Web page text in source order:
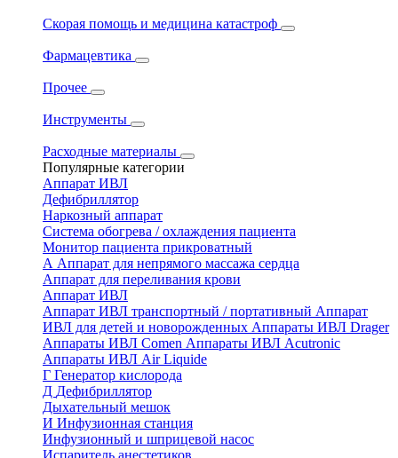
Скорая помощь и медицина катастроф
Фармацевтика
Прочее
Инструменты
Расходные материалы
Популярные категории
Аппарат ИВЛ
Дефибриллятор
Наркозный аппарат
Система обогрева / охлаждения пациента
Монитор пациента прикроватный
А Аппарат для непрямого массажа сердца
Аппарат для переливания крови
Аппарат ИВЛ
Аппарат ИВЛ транспортный / портативный Аппарат
ИВЛ для детей и новорожденных Аппараты ИВЛ Drager
Аппараты ИВЛ Comen Аппараты ИВЛ Acutronic
Аппараты ИВЛ Air Liquide
Г Генератор кислорода
Д Дефибриллятор
Дыхательный мешок
И Инфузионная станция
Инфузионный и шприцевой насос
Испаритель анестетиков